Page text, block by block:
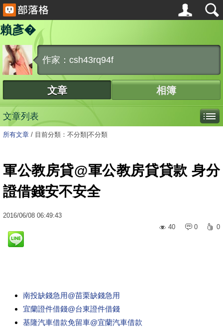
賴彥�
作家：csh43rq94f
文章 相簿
文章列表
所有文章 / 目前分類：不分類|不分類
軍公教房貸@軍公教房貸貸款 身分
證借錢安不安全
2016/06/08 06:49:43
40
0 0
南投缺錢急用@苗栗缺錢急用
宜蘭證件借錢@台東證件借錢
基隆汽車借款免留車@宜蘭汽車借款